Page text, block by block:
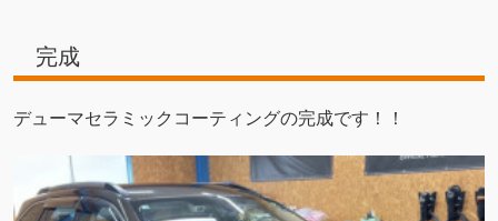
完成
デューマセラミックコーティングの完成です！！